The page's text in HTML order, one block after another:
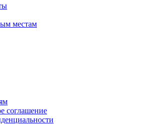
местам
соглашение